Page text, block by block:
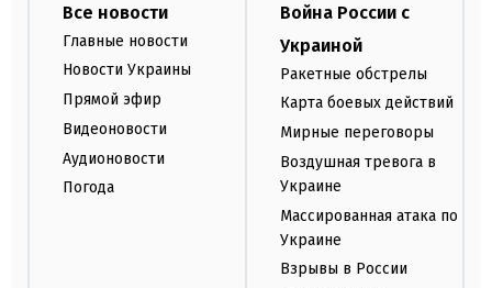
Все новости
Главные новости
Новости Украины
Прямой эфир
Видеоновости
Аудионовости
Погода
Война России с
Украиной
Ракетные обстрелы
Карта боевых действий
Мирные переговоры
Воздушная тревога в
Украине
Массированная атака по
Украине
Взрывы в России